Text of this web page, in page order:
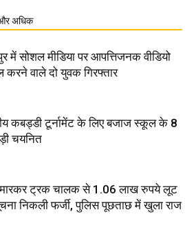
अधिक
में सोशल मीडिया पर आपत्तिजनक वीडियो
करने वाले दो युवक गिरफ्तार
कबड्डी टूर्नामेंट के लिए बजाज स्कूल के 8
चयनित
ट्रक चालक से 1.06 लाख रुपये लूट
निकली फर्जी, पुलिस पूछताछ में खुला राज